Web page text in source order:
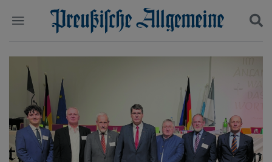
Panorama
Gesellschaft
Leben
Geschichte
Ostpreußen
Suchen und finden